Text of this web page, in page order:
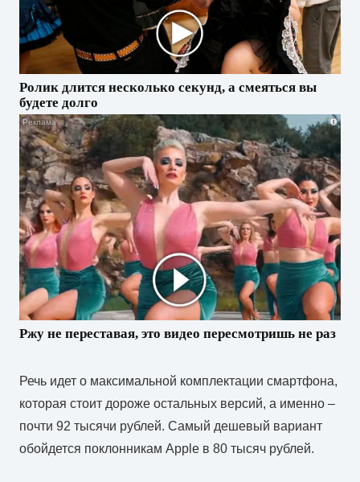
Ролик длится несколько секунд, а смеяться вы
будете долго
i
Ржу не переставая, это видео пересмотришь не раз
Речь идет о максимальной комплектации смартфона,
которая стоит дороже остальных версий, а именно –
почти 92 тысячи рублей. Самый дешевый вариант
обойдется поклонникам Apple в 80 тысяч рублей.